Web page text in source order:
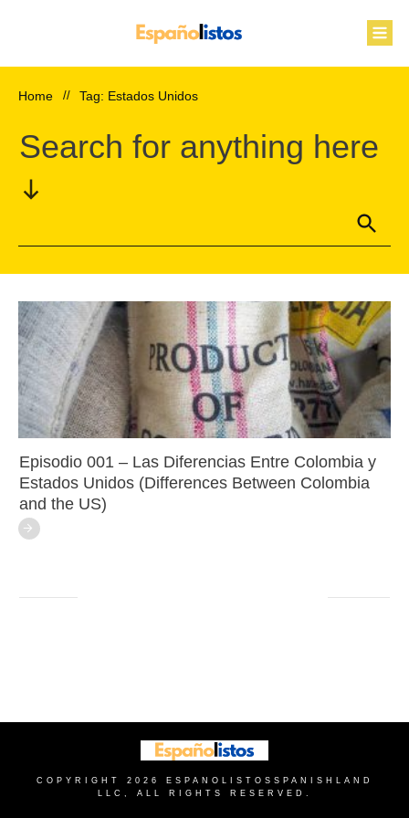
Home // Tag: Estados Unidos
Search for anything here
Episodio 001 – Las Diferencias Entre Colombia y
Estados Unidos (Differences Between Colombia
and the US)
COPYRIGHT 2026 ESPANOLISTOS SPANISHLAND
LLC, ALL RIGHTS RESERVED.